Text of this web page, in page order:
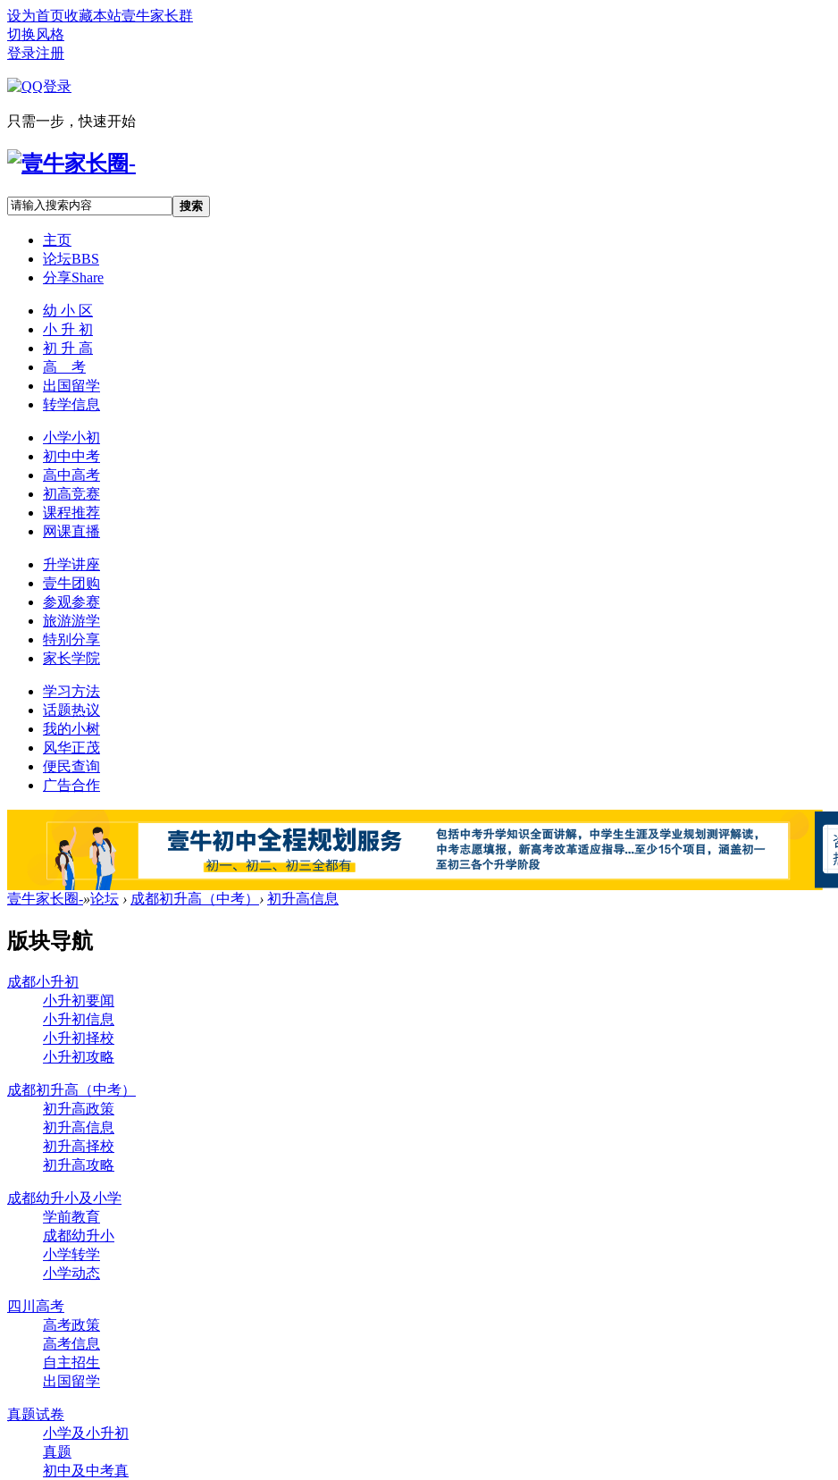
设为首页收藏本站壹牛家长群
切换风格
登录注册
只需一步，快速开始
搜索
主页
论坛BBS
分享Share
幼 小 区
小 升 初
初 升 高
高 考
出国留学
转学信息
小学小初
初中中考
高中高考
初高竞赛
课程推荐
网课直播
升学讲座
壹牛团购
参观参赛
旅游游学
特别分享
家长学院
学习方法
话题热议
我的小树
风华正茂
便民查询
广告合作
壹牛家长圈-»论坛 › 成都初升高（中考） › 初升高信息
版块导航
成都小升初
小升初要闻
小升初信息
小升初择校
小升初攻略
成都初升高（中考）
初升高政策
初升高信息
初升高择校
初升高攻略
成都幼升小及小学
学前教育
成都幼升小
小学转学
小学动态
四川高考
高考政策
高考信息
自主招生
出国留学
真题试卷
小学及小升初
真题
初中及中考真